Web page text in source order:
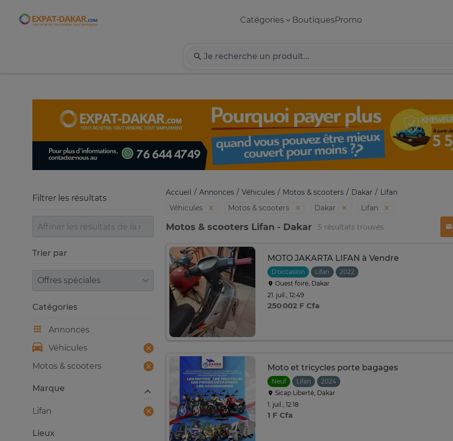
Expat-Dakar Catégories BoutiquesPromo
Accueil Annonces Véhicules Motos & scooters Dakar
Lifan
Véhicules
Motos & scooters Dakar Lifan
Motos & scooters Lifan - Dakar 5 résultats trouvés
MOTO JAKARTA LIFAN à Vendre
D'occasion Lifan
2022
Ouest foire, Dakar
21. juil., 12:49
250 002 F Cfa
Moto et tricycles porte bagages
Neuf Lifan
2024
Sicap Liberté, Dakar
1. juil., 12:18
1 F Cfa
Filtrer les résultats
Trier par
Trier par
Catégories
Annonces
Véhicules
Motos & scooters
Lieux
Marque
Lifan